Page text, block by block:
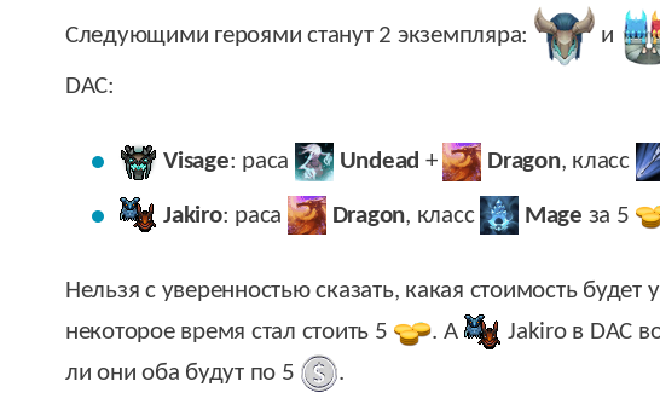
Следующими героями станут 2 экземпляра: и
DAC:
Visage: раса Undead + Dragon, класс
Jakiro: раса Dragon, класс Mage за 5
Нельзя с уверенностью сказать, какая стоимость будет
некоторое время стал стоить 5
. А Jakiroв DAC
ли они оба будут по 5
.